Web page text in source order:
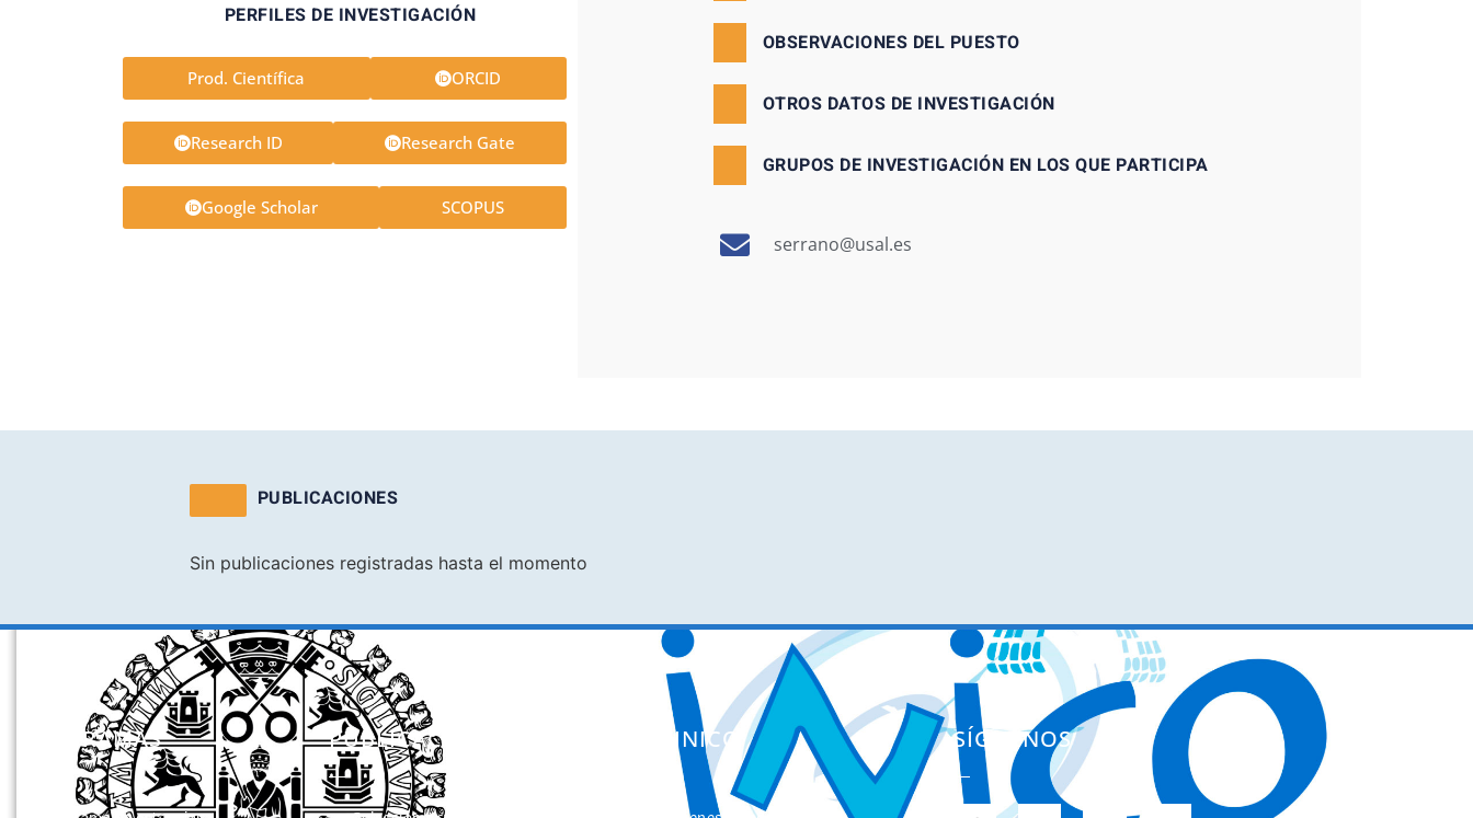
PERFILES DE INVESTIGACIÓN
Prod. Científica ORCID
Research ID Research Gate
Google Scholar SCOPUS
OBSERVACIONES DEL PUESTO
OTROS DATOS DE INVESTIGACIÓN
GRUPOS DE INVESTIGACIÓN EN LOS QUE PARTICIPA
serrano@usal.es
PUBLICACIONES
Sin publicaciones registradas hasta el momento
PROGRAMAS PUBLICACIONES EL INICO SÍGUENOS